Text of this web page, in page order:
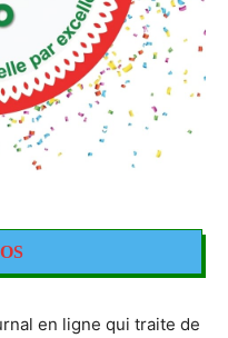
en ligne qui traite de